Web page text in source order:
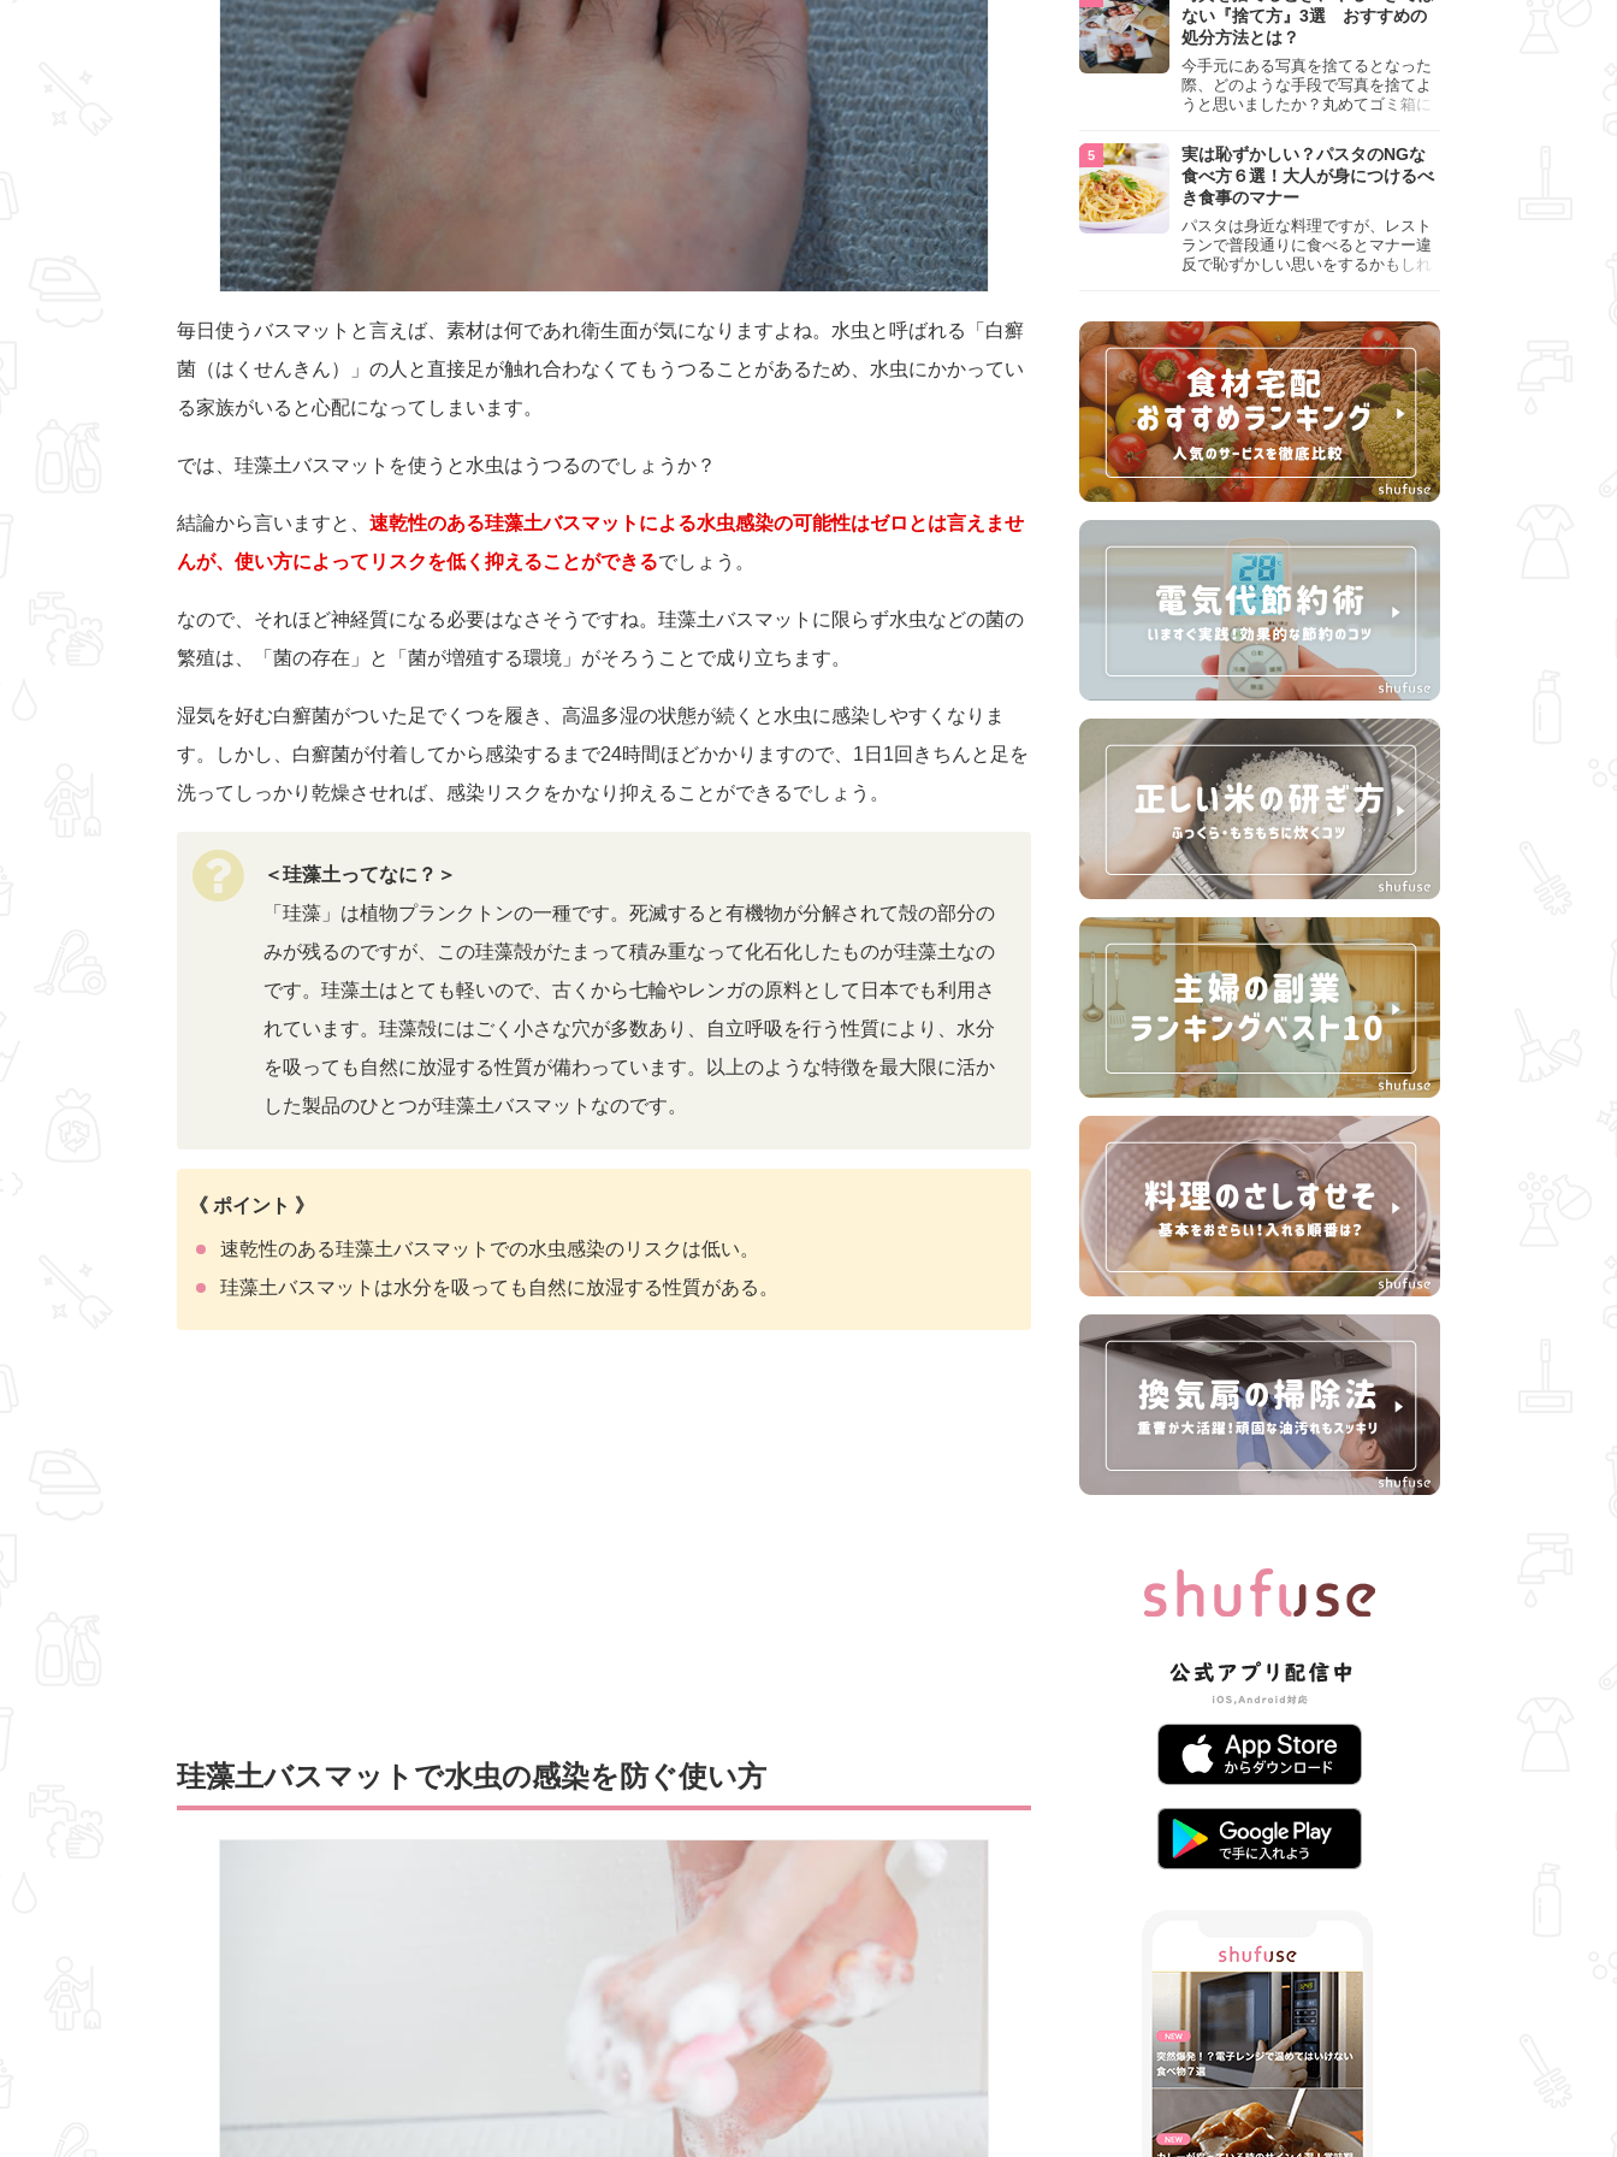
毎日使うバスマットと言えば、素材は何であれ衛生面が気になりますよね。水虫と呼ばれる「白癬
菌（はくせんきん）」の人と直接足が触れ合わなくてもうつることがあるため、水虫にかかってい
る家族がいると心配になってしまいます。
では、珪藻土バスマットを使うと水虫はうつるのでしょうか？
結論から言いますと、 速乾性のある珪藻土バスマットによる水虫感染の可能性はゼロとは言えませ
んが、使い方によってリスクを低く抑えることができるでしょう。
なので、それほど神経質になる必要はなさそうですね。珪藻土バスマットに限らず水虫などの菌の
繁殖は、「菌の存在」と「菌が増殖する環境」がそろうことで成り立ちます。
湿気を好む白癬菌がついた足でくつを履き、高温多湿の状態が続くと水虫に感染しやすくなりま
す。しかし、白癬菌が付着してから感染するまで24時間ほどかかりますので、1日1回きちんと足を
洗ってしっかり乾燥させれば、感染リスクをかなり抑えることができるでしょう。
＜珪藻土ってなに？＞
「珪藻」は植物プランクトンの一種です。死滅すると有機物が分解されて殻の部分の
みが残るのですが、この珪藻殻がたまって積み重なって化石化したものが珪藻土なの
です。珪藻土はとても軽いので、古くから七輪やレンガの原料として日本でも利用さ
れています。珪藻殻にはごく小さな穴が多数あり、自立呼吸を行う性質により、水分
を吸っても自然に放湿する性質が備わっています。以上のような特徴を最大限に活か
した製品のひとつが珪藻土バスマットなのです。
《 ポイント 》
速乾性のある珪藻土バスマットでの水虫感染のリスクは低い。
珪藻土バスマットは水分を吸っても自然に放湿する性質がある。
珪藻土バスマットで水虫の感染を防ぐ使い方
ない『捨て方』3選 おすすめの
処分方法とは？
今手元にある写真を捨てるとなった
際、どのような手段で写真を捨てよ
うと思いましたか？丸めてゴミ箱に
真は個人情報が詰まっているので、
ただ丸めただけの状態で捨ててしま
うのは危険です。写真にすべきでは
ない捨て方をまとめているので、ぜ
ひチェックしておきましょう。
実は恥ずかしい？パスタのNGな
食べ方６選！大人が身につけるべ
き食事のマナー
パスタは身近な料理ですが、レスト
ランで普段通りに食べるとマナー違
反で恥ずかしい思いをするかもしれ
して、正しい食べ方を確認しましょ
う。大人の嗜みとして知っておきた
い新常識を解説します。